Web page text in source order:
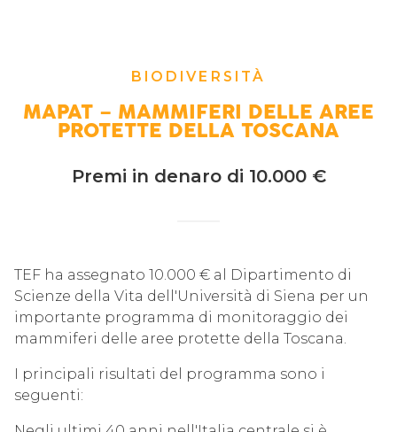
BIODIVERSITÀ
MAPAT – MAMMIFERI DELLE AREE
PROTETTE DELLA TOSCANA
Premi in denaro di 10.000 €
TEF ha assegnato 10.000 € al Dipartimento di
Scienze della Vita dell'Università di Siena per un
importante programma di monitoraggio dei
mammiferi delle aree protette della Toscana.
I principali risultati del programma sono i
seguenti: